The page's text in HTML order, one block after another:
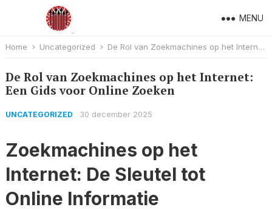
MENU
Home Uncategorized De Rol van Zoekmachines op het Internet: Een Gids voor Online Zoeken
De Rol van Zoekmachines op het Internet:
Een Gids voor Online Zoeken
UNCATEGORIZED 30 december 2025
Zoekmachines op het
Internet: De Sleutel tot
Online Informatie